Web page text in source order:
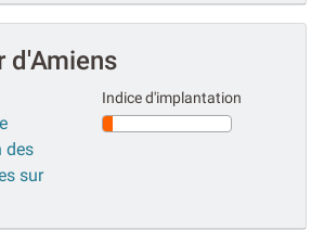
d'Amiens
des
sur
Indice d'implantation